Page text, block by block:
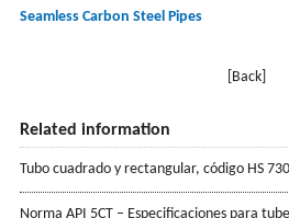
Seamless Carbon Steel Pipes
[Back]
Related information
Tubo cuadrado y rectangular, código HS
Norma API 5CT – Especificaciones para